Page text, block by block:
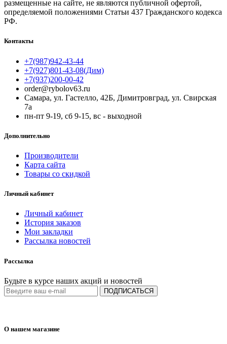
размещенные на сайте, не являются публичной офертой,
определяемой положениями Статьи 437 Гражданского кодекса
РФ.
Контакты
+7(987)942-43-44
+7(927)801-43-08(Дим)
+7(937)200-00-42
order@rybolov63.ru
Самара, ул. Гастелло, 42Б, Димитровград, ул. Свирская
7а
пн-пт 9-19, сб 9-15, вс - выходной
Дополнительно
Производители
Карта сайта
Товары со скидкой
Личный кабинет
Личный кабинет
История заказов
Мои закладки
Рассылка новостей
Рассылка
Будьте в курсе наших акций и новостей
ПОДПИСАТЬСЯ
О нашем магазине